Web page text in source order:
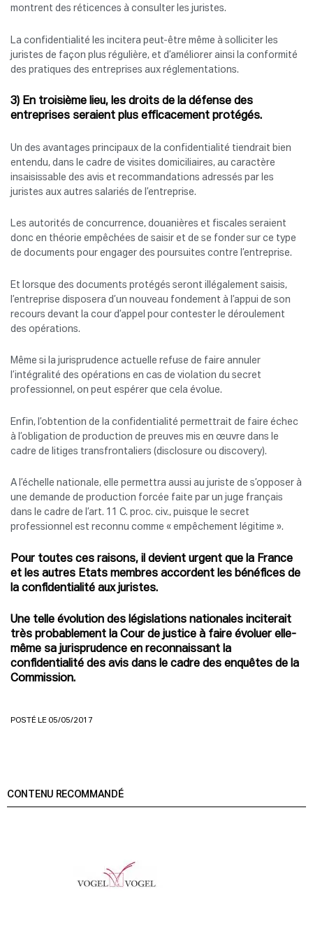
montrent des réticences à consulter les juristes.
La confidentialité les incitera peut-être même à solliciter les
juristes de façon plus régulière, et d’améliorer ainsi la conformité
des pratiques des entreprises aux réglementations.
3) En troisième lieu, les droits de la défense des
entreprises seraient plus efficacement protégés.
Un des avantages principaux de la confidentialité tiendrait bien
entendu, dans le cadre de visites domiciliaires, au caractère
insaisissable des avis et recommandations adressés par les
juristes aux autres salariés de l’entreprise.
Les autorités de concurrence, douanières et fiscales seraient
donc en théorie empêchées de saisir et de se fonder sur ce type
de documents pour engager des poursuites contre l’entreprise.
Et lorsque des documents protégés seront illégalement saisis,
l’entreprise disposera d’un nouveau fondement à l’appui de son
recours devant la cour d’appel pour contester le déroulement
des opérations.
Même si la jurisprudence actuelle refuse de faire annuler
l’intégralité des opérations en cas de violation du secret
professionnel, on peut espérer que cela évolue.
Enfin, l’obtention de la confidentialité permettrait de faire échec
à l’obligation de production de preuves mis en œuvre dans le
cadre de litiges transfrontaliers (disclosure ou discovery).
A l’échelle nationale, elle permettra aussi au juriste de s’opposer à
une demande de production forcée faite par un juge français
dans le cadre de l’art. 11 C. proc. civ., puisque le secret
professionnel est reconnu comme « empêchement légitime ».
Pour toutes ces raisons, il devient urgent que la France
et les autres Etats membres accordent les bénéfices de
la confidentialité aux juristes.
Une telle évolution des législations nationales inciterait
très probablement la Cour de justice à faire évoluer elle-
même sa jurisprudence en reconnaissant la
confidentialité des avis dans le cadre des enquêtes de la
Commission.
POSTÉ LE 05/05/2017
CONTENU RECOMMANDÉ